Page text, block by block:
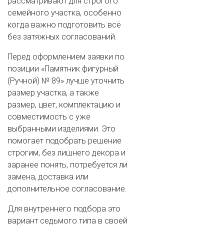
семейного участка, особенно
когда важно подготовить всё
без затяжных согласований.
Перед оформлением заявки по
позиции «Памятник фигурный
(Ручной) № 89» лучше уточнить
размер участка, а также
размер, цвет, комплектацию и
совместимость с уже
выбранными изделиями. Это
помогает подобрать решение
строгим, без лишнего декора и
заранее понять, потребуется ли
замена, доставка или
дополнительное согласование.
Для внутреннего подбора это
вариант седьмого типа в своей